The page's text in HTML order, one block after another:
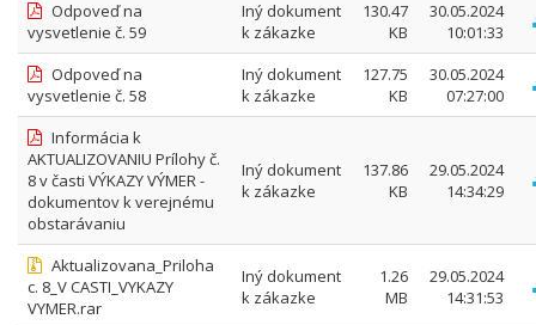
Odpoveď na
vysvetlenie č. 59
Iný dokument
k zákazke
130.47
KB
30.05.2024
10:01:33
Odpoveď na
vysvetlenie č. 58
Iný dokument
k zákazke
127.75
KB
30.05.2024
07:27:00
Informácia k
AKTUALIZOVANIU Prílohy č.
8 v časti VÝKAZY VÝMER -
dokumentov k verejnému
obstarávaniu
Iný dokument
k zákazke
137.86
KB
29.05.2024
14:34:29
Aktualizovana_Priloha
c. 8_V CASTI_VYKAZY
VYMER.rar
Iný dokument
k zákazke
1.26
MB
29.05.2024
14:31:53